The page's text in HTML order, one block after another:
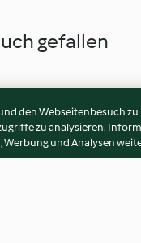
gefallen
den Webseitenbesuch
zu analysieren.
Werbung und Analysen